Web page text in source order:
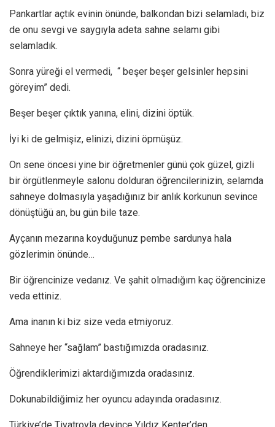
Pankartlar açtık evinin önünde, balkondan bizi selamladı, biz
de onu sevgi ve saygıyla adeta sahne selamı gibi
selamladık.
Sonra yüreği el vermedi, “ beşer beşer gelsinler hepsini
göreyim” dedi.
Beşer beşer çıktık yanına, elini, dizini öptük.
İyi ki de gelmişiz, elinizi, dizini öpmüşüz.
On sene öncesi yine bir öğretmenler günü çok güzel, gizli
bir örgütlenmeyle salonu dolduran öğrencilerinizin, selamda
sahneye dolmasıyla yaşadığınız bir anlık korkunun sevince
dönüştüğü an, bu gün bile taze.
Ayçanın mezarına koyduğunuz pembe sardunya hala
gözlerimin önünde…
Bir öğrencinize vedanız. Ve şahit olmadığım kaç öğrencinize
veda ettiniz.
Ama inanın ki biz size veda etmiyoruz.
Sahneye her “sağlam” bastığımızda oradasınız.
Öğrendiklerimizi aktardığımızda oradasınız.
Dokunabildiğimiz her oyuncu adayında oradasınız.